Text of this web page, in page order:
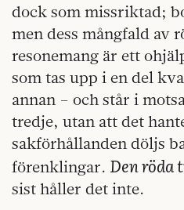
dock som missriktad;
men dess mångfald av
resonemang är ett
som tas upp i en del
annan – och står i
tredje, utan att det
sakförhållanden döljs
förenklingar. Den röda
sist håller det inte.